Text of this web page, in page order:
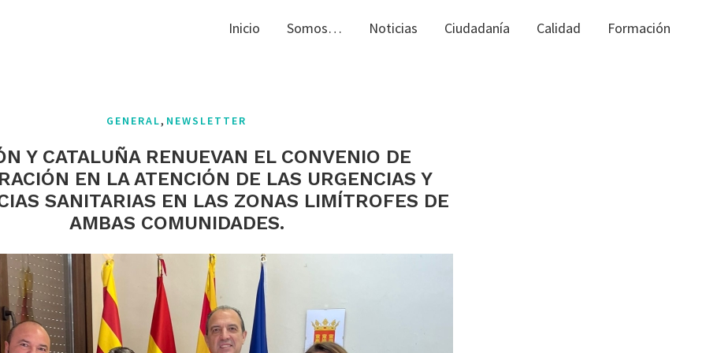
Inicio Somos… Noticias Ciudadanía Calidad Formación
GENERAL, NEWSLETTER
Y CATALUÑA RENUEVAN EL CONVENIO DE
EN LA ATENCIÓN DE LAS URGENCIAS Y
SANITARIAS EN LAS ZONAS LIMÍTROFES DE
AMBAS COMUNIDADES.